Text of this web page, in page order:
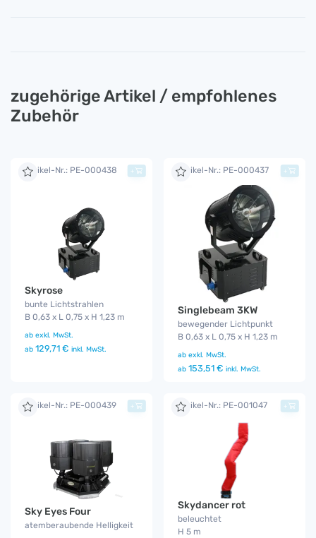
zugehörige Artikel / empfohlenes
Zubehör
Artikel-Nr.: PE-000438
Skyrose
bunte Lichtstrahlen
B 0,63 x L 0,75 x H 1,23 m
ab exkl. MwSt.
ab 129,71 € inkl. MwSt.
+ Artikel-Nr.: PE-000437
Singlebeam 3KW
bewegender Lichtpunkt
B 0,63 x L 0,75 x H 1,23 m
ab exkl. MwSt.
ab 153,51 € inkl. MwSt.
+
Artikel-Nr.: PE-000439
Sky Eyes Four
atemberaubende Helligkeit
+ Artikel-Nr.: PE-001047
Skydancer rot
beleuchtet
H 5 m
+